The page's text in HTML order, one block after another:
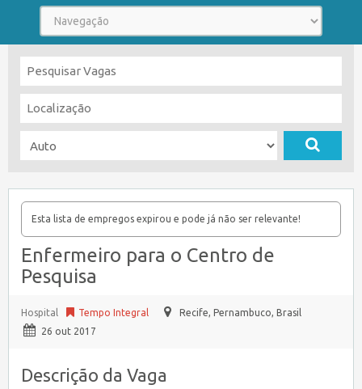
Esta lista de empregos expirou e pode já não ser relevante!
Enfermeiro para o Centro de
Pesquisa
Hospital Tempo Integral Recife, Pernambuco, Brasil
26 out 2017
Descrição da Vaga